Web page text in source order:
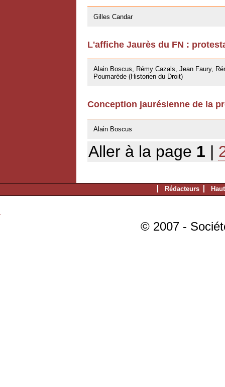
Gilles Candar
L'affiche Jaurès du FN :
Alain Boscus, Rémy Cazals, Jean Faury,
Poumarède (Historien du Droit)
Conception jaurésienne de la
Alain Boscus
Aller à la page 1 |
Rédacteurs
© 2007 -